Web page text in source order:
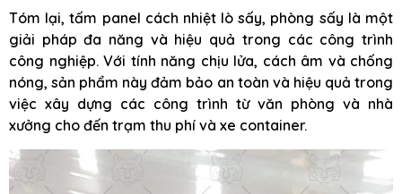
Tóm lại, tấm panel cách nhiệt lò sấy, phòng sấy là một
giải pháp đa năng và hiệu quả trong các công trình
công nghiệp. Với tính năng chịu lửa, cách âm và chống
nóng, sản phẩm này đảm bảo an toàn và hiệu quả trong
việc xây dựng các công trình từ văn phòng và nhà
xưởng cho đến trạm thu phí và xe container.